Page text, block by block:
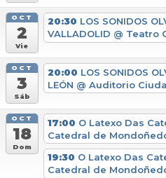
OCT
2
Vie
20:30 LOS SONIDOS
VALLADOLID @ Teatro
OCT
3
Sáb
20:00 LOS SONIDOS
LEÓN @ Auditorio
OCT
18
Dom
17:00 O Latexo Das
Catedral de
19:30 O Latexo Das
Catedral de